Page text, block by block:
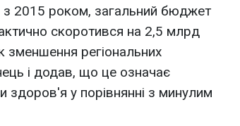
з 2015 роком, загальний бюджет
скоротився на 2,5 млрд
зменшення регіональних
і додав, що це означає
у порівнянні з минулим